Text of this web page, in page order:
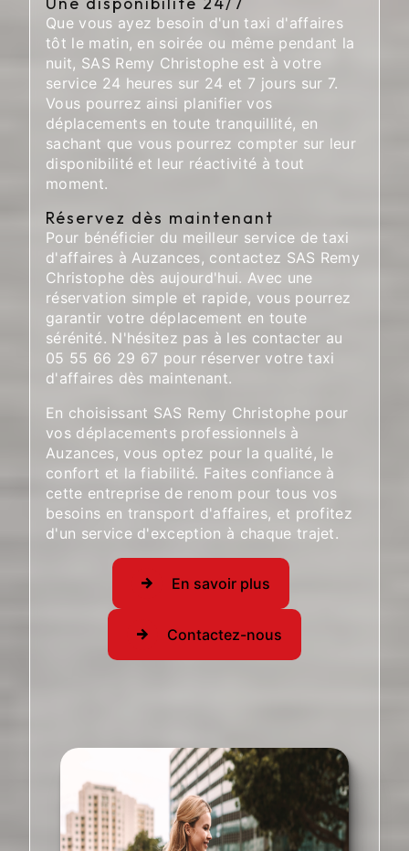
Que vous ayez besoin d'un taxi d'affaires
tôt le matin, en soirée ou même pendant la
nuit, SAS Remy Christophe est à votre
service 24 heures sur 24 et 7 jours sur 7.
Vous pourrez ainsi planifier vos
déplacements en toute tranquillité, en
sachant que vous pourrez compter sur leur
disponibilité et leur réactivité à tout
moment.
Réservez dès maintenant
Pour bénéficier du meilleur service de taxi
d'affaires à Auzances, contactez SAS Remy
Christophe dès aujourd'hui. Avec une
réservation simple et rapide, vous pourrez
garantir votre déplacement en toute
sérénité. N'hésitez pas à les contacter au
05 55 66 29 67 pour réserver votre taxi
d'affaires dès maintenant.
En choisissant SAS Remy Christophe pour
vos déplacements professionnels à
Auzances, vous optez pour la qualité, le
confort et la fiabilité. Faites confiance à
cette entreprise de renom pour tous vos
besoins en transport d'affaires, et profitez
d'un service d'exception à chaque trajet.
En savoir plus
Contactez-nous